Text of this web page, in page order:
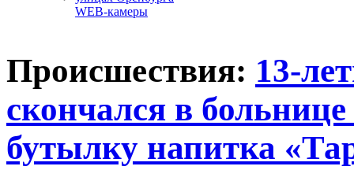
WEB-камеры
Происшествия: 13-
скончался в
бутылку напитка